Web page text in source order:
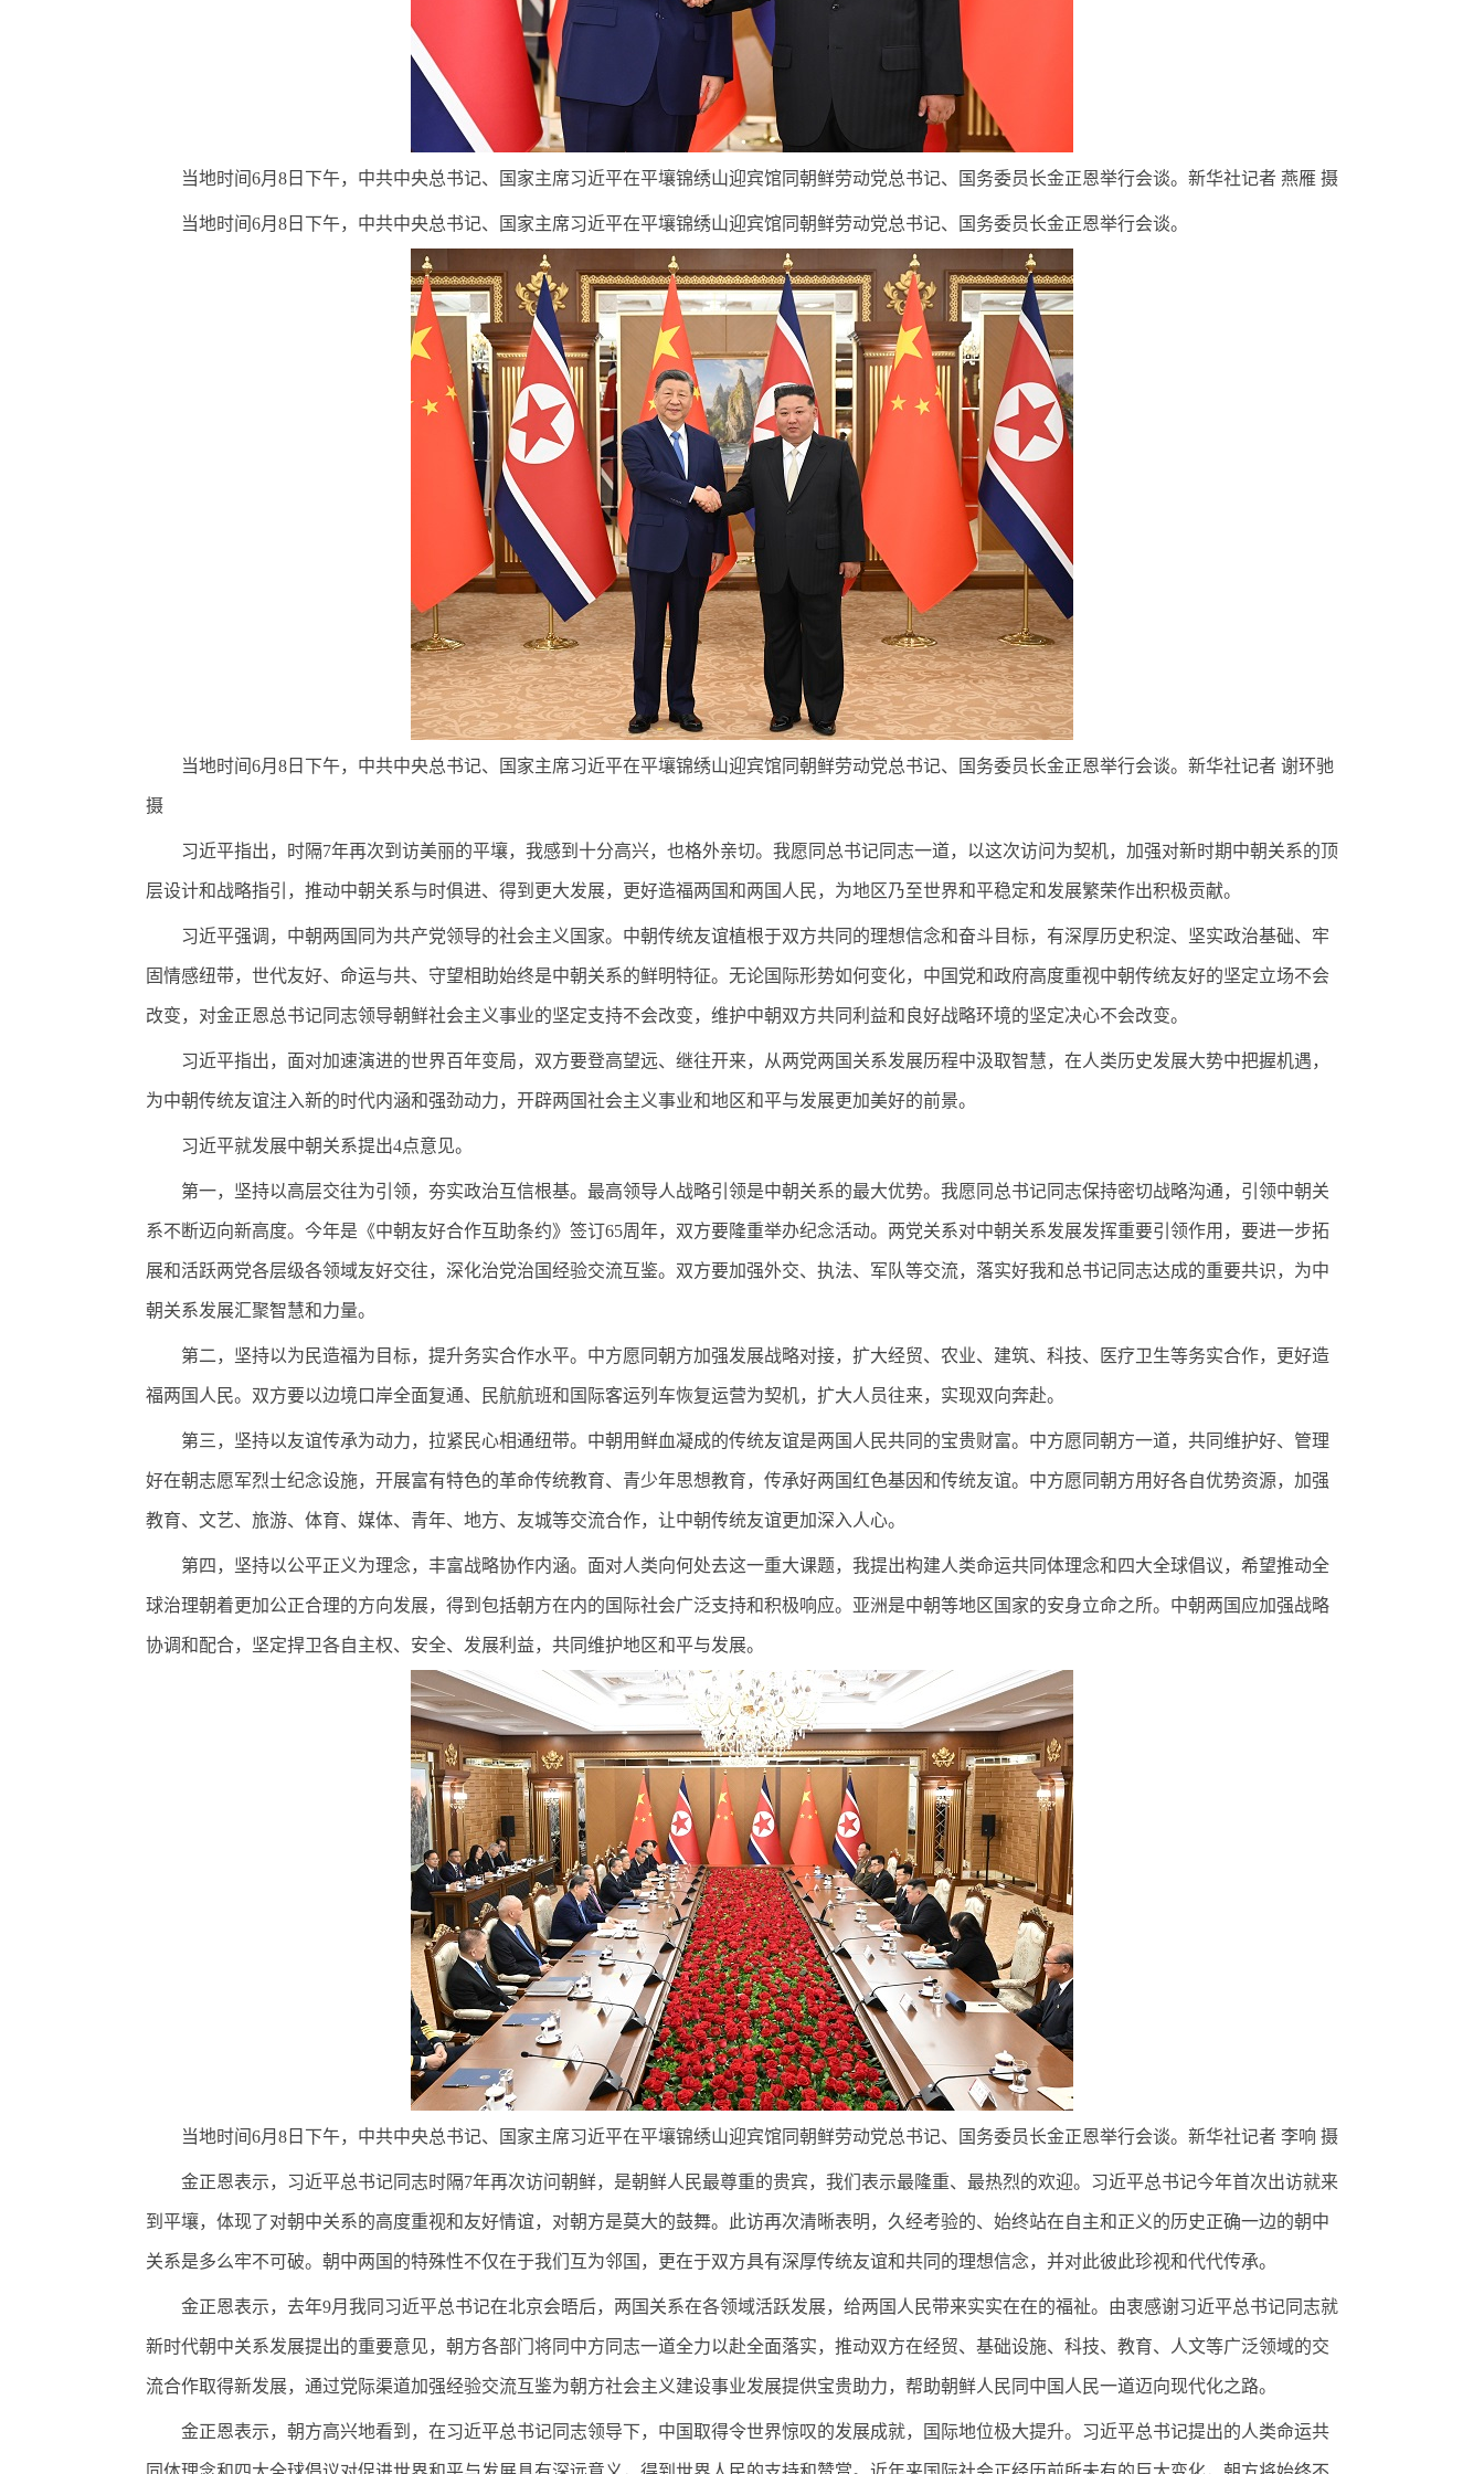
当地时间6月8日下午，中共中央总书记、国家主席习近平在平壤锦绣山迎宾馆同朝鲜劳动党总书记、国务委员长金正恩举行会谈。新华社记者 燕雁 摄
当地时间6月8日下午，中共中央总书记、国家主席习近平在平壤锦绣山迎宾馆同朝鲜劳动党总书记、国务委员长金正恩举行会谈。
当地时间6月8日下午，中共中央总书记、国家主席习近平在平壤锦绣山迎宾馆同朝鲜劳动党总书记、国务委员长金正恩举行会谈。新华社记者 谢环驰
摄
习近平指出，时隔7年再次到访美丽的平壤，我感到十分高兴，也格外亲切。我愿同总书记同志一道，以这次访问为契机，加强对新时期中朝关系的顶
层设计和战略指引，推动中朝关系与时俱进、得到更大发展，更好造福两国和两国人民，为地区乃至世界和平稳定和发展繁荣作出积极贡献。
习近平强调，中朝两国同为共产党领导的社会主义国家。中朝传统友谊植根于双方共同的理想信念和奋斗目标，有深厚历史积淀、坚实政治基础、牢
固情感纽带，世代友好、命运与共、守望相助始终是中朝关系的鲜明特征。无论国际形势如何变化，中国党和政府高度重视中朝传统友好的坚定立场不会
改变，对金正恩总书记同志领导朝鲜社会主义事业的坚定支持不会改变，维护中朝双方共同利益和良好战略环境的坚定决心不会改变。
习近平指出，面对加速演进的世界百年变局，双方要登高望远、继往开来，从两党两国关系发展历程中汲取智慧，在人类历史发展大势中把握机遇，
为中朝传统友谊注入新的时代内涵和强劲动力，开辟两国社会主义事业和地区和平与发展更加美好的前景。
习近平就发展中朝关系提出4点意见。
第一，坚持以高层交往为引领，夯实政治互信根基。最高领导人战略引领是中朝关系的最大优势。我愿同总书记同志保持密切战略沟通，引领中朝关
系不断迈向新高度。今年是《中朝友好合作互助条约》签订65周年，双方要隆重举办纪念活动。两党关系对中朝关系发展发挥重要引领作用，要进一步拓
展和活跃两党各层级各领域友好交往，深化治党治国经验交流互鉴。双方要加强外交、执法、军队等交流，落实好我和总书记同志达成的重要共识，为中
朝关系发展汇聚智慧和力量。
第二，坚持以为民造福为目标，提升务实合作水平。中方愿同朝方加强发展战略对接，扩大经贸、农业、建筑、科技、医疗卫生等务实合作，更好造
福两国人民。双方要以边境口岸全面复通、民航航班和国际客运列车恢复运营为契机，扩大人员往来，实现双向奔赴。
第三，坚持以友谊传承为动力，拉紧民心相通纽带。中朝用鲜血凝成的传统友谊是两国人民共同的宝贵财富。中方愿同朝方一道，共同维护好、管理
好在朝志愿军烈士纪念设施，开展富有特色的革命传统教育、青少年思想教育，传承好两国红色基因和传统友谊。中方愿同朝方用好各自优势资源，加强
教育、文艺、旅游、体育、媒体、青年、地方、友城等交流合作，让中朝传统友谊更加深入人心。
第四，坚持以公平正义为理念，丰富战略协作内涵。面对人类向何处去这一重大课题，我提出构建人类命运共同体理念和四大全球倡议，希望推动全
球治理朝着更加公正合理的方向发展，得到包括朝方在内的国际社会广泛支持和积极响应。亚洲是中朝等地区国家的安身立命之所。中朝两国应加强战略
协调和配合，坚定捍卫各自主权、安全、发展利益，共同维护地区和平与发展。
当地时间6月8日下午，中共中央总书记、国家主席习近平在平壤锦绣山迎宾馆同朝鲜劳动党总书记、国务委员长金正恩举行会谈。新华社记者 李响 摄
金正恩表示，习近平总书记同志时隔7年再次访问朝鲜，是朝鲜人民最尊重的贵宾，我们表示最隆重、最热烈的欢迎。习近平总书记今年首次出访就来
到平壤，体现了对朝中关系的高度重视和友好情谊，对朝方是莫大的鼓舞。此访再次清晰表明，久经考验的、始终站在自主和正义的历史正确一边的朝中
关系是多么牢不可破。朝中两国的特殊性不仅在于我们互为邻国，更在于双方具有深厚传统友谊和共同的理想信念，并对此彼此珍视和代代传承。
金正恩表示，去年9月我同习近平总书记在北京会晤后，两国关系在各领域活跃发展，给两国人民带来实实在在的福祉。由衷感谢习近平总书记同志就
新时代朝中关系发展提出的重要意见，朝方各部门将同中方同志一道全力以赴全面落实，推动双方在经贸、基础设施、科技、教育、人文等广泛领域的交
流合作取得新发展，通过党际渠道加强经验交流互鉴为朝方社会主义建设事业发展提供宝贵助力，帮助朝鲜人民同中国人民一道迈向现代化之路。
金正恩表示，朝方高兴地看到，在习近平总书记同志领导下，中国取得令世界惊叹的发展成就，国际地位极大提升。习近平总书记提出的人类命运共